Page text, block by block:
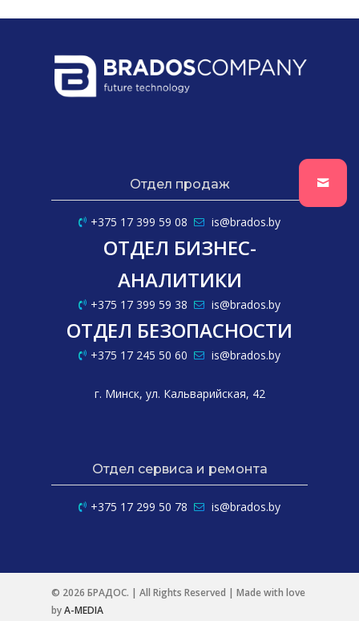
Отдел продаж
+375 17 399 59 08 is@brados.by
ОТДЕЛ БИЗНЕС-
АНАЛИТИКИ
+375 17 399 59 38 is@brados.by
ОТДЕЛ БЕЗОПАСНОСТИ
+375 17 245 50 60 is@brados.by
г. Минск, ул. Кальварийская, 42
Отдел сервиса и ремонта
+375 17 299 50 78 is@brados.by
© 2026 БРАДОС. | All Rights Reserved | Made with love
byA-MEDIA